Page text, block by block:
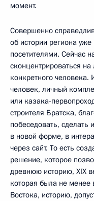
момент.
Совершенно
об истории региона
посетителями. Сейчас
сконцентрироваться
конкретного
человек, личный
или казака-
строителя Братска,
побеседовать, сделать
в новой форме, в
через сайт. То есть
решение, которое
древнюю историю, XIX
которая была не
Востока, историю,